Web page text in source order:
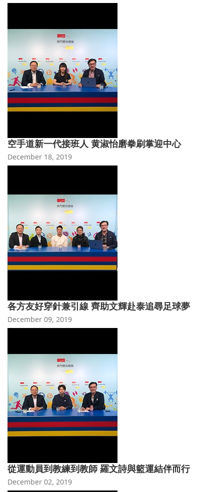
空手道新一代接班人 黄淑怡磨拳刷掌迎中心
December 18, 2019
各方友好穿針兼引線 齊助文輝赴泰追尋足球夢
December 09, 2019
從運動員到教練到教師 羅文詩與籃運結伴而行
December 02, 2019